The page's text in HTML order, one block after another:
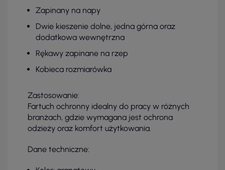
Zapinany na napy
Dwie kieszenie dolne, jedna górna oraz
dodatkowa wewnętrzna
Rękawy zapinane na rzep
Kobieca rozmiarówka
Zastosowanie:
Fartuch ochronny idealny do pracy w różnych
branżach, gdzie wymagana jest ochrona
odzieży oraz komfort użytkowania.
Dane techniczne: